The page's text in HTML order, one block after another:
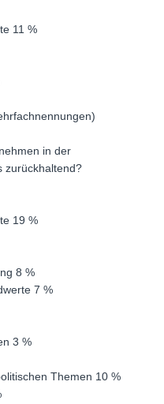
11 %
in der
zurückhaltend?
19 %
8 %
7 %
3 %
Themen 10 %